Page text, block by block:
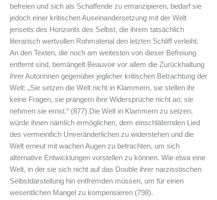
befreien und sich als Schaffende zu emanzipieren, bedarf sie
jedoch einer kritischen Auseinandersetzung mit der Welt
jenseits des Horizonts des Selbst, die ihrem tatsächlich
literarisch wertvollen Rohmaterial den letzten Schliff verleiht.
An den Texten, die noch am weitesten von dieser Befreiung
entfernt sind, bemängelt Beauvoir vor allem die Zurückhaltung
ihrer Autorinnen gegenüber jeglicher kritischen Betrachtung der
Welt: „Sie setzen die Welt nicht in Klammern, sie stellen ihr
keine Fragen, sie prangern ihre Widersprüche nicht an: sie
nehmen sie ernst.“ (877) Die Welt in Klammern zu setzen,
würde ihnen nämlich ermöglichen, dem einschläfernden Lied
des vermeintlich Unveränderlichen zu widerstehen und die
Welt erneut mit wachen Augen zu betrachten, um sich
alternative Entwicklungen vorstellen zu können. Wie etwa eine
Welt, in der sie sich nicht auf das Double ihrer narzisstischen
Selbstdarstellung hin entfremden müssen, um für einen
wesentlichen Mangel zu kompensieren (798).